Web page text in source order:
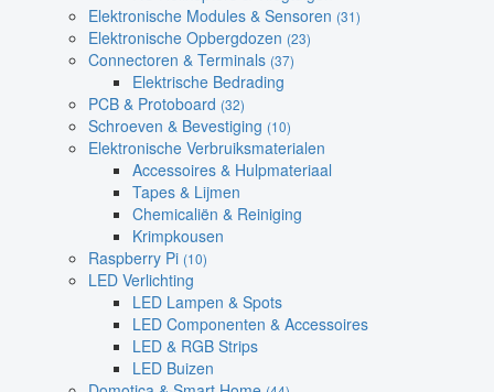
Elektronische Modules & Sensoren (31)
Elektronische Opbergdozen (23)
Connectoren & Terminals (37)
Elektrische Bedrading
PCB & Protoboard (32)
Schroeven & Bevestiging (10)
Elektronische Verbruiksmaterialen
Accessoires & Hulpmateriaal
Tapes & Lijmen
Chemicaliën & Reiniging
Krimpkousen
Raspberry Pi (10)
LED Verlichting
LED Lampen & Spots
LED Componenten & Accessoires
LED & RGB Strips
LED Buizen